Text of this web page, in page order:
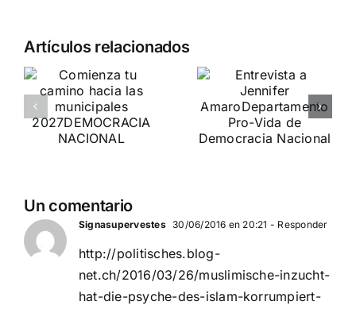
Artículos relacionados
Entrevista a
Jennifer
Amaro
participa en
«La
Burbuja»
de
ACTUALIDAD
Un comentario
Signasupervestes 30/06/2016 en 20:21 - Responder
http://politisches.blog-
net.ch/2016/03/26/muslimische-inzucht-
hat-die-psyche-des-islam-korrumpiert-